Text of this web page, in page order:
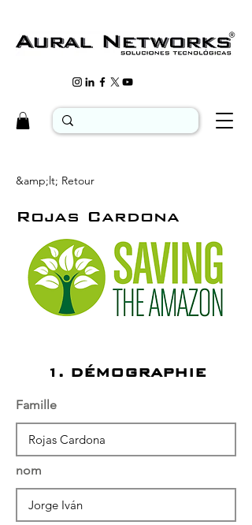
&amp;lt; Retour
Rojas Cardona
1. DÉMOGRAPHIE
Famille
nom